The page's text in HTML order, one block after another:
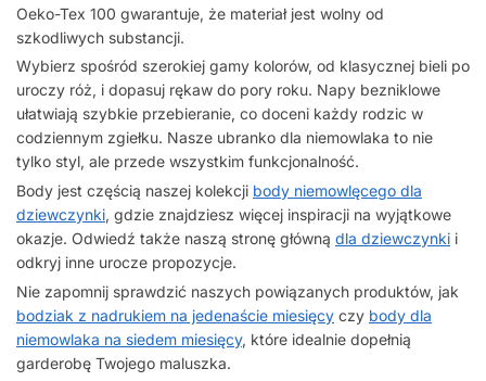
Oeko-Tex 100 gwarantuje, że materiał jest wolny od
szkodliwych substancji.
Wybierz spośród szerokiej gamy kolorów, od klasycznej bieli po
uroczy róż, i dopasuj rękaw do pory roku. Napy bezniklowe
ułatwiają szybkie przebieranie, co doceni każdy rodzic w
codziennym zgiełku. Nasze ubranko dla niemowlaka to nie
tylko styl, ale przede wszystkim funkcjonalność.
Body jest częścią naszej kolekcji body niemowlęcego dla
dziewczynki, gdzie znajdziesz więcej inspiracji na wyjątkowe
okazje. Odwiedź także naszą stronę główną dla dziewczynki i
odkryj inne urocze propozycje.
Nie zapomnij sprawdzić naszych powiązanych produktów, jak
bodziak z nadrukiem na jedenaście miesięcy czy body dla
niemowlaka na siedem miesięcy, które idealnie dopełnią
garderobę Twojego maluszka.